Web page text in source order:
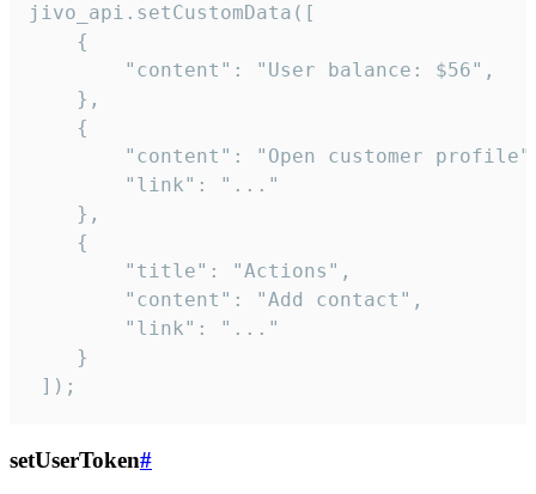
jivo_api.setCustomData([
    {
        "content": "User balance: $56",
    },
    {
"content": "Open customer
        "link": "..."
    },
    {
        "title": "Actions",
        "content": "Add contact",
        "link": "..."
    }
]);
setUserToken#